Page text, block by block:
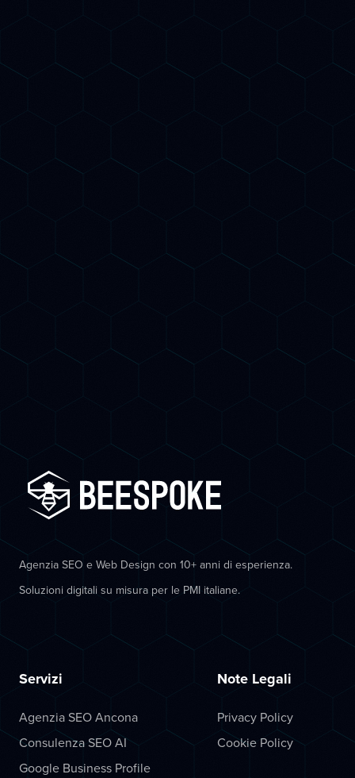
Inizia subito
Prenota una call gratuita di 30 minuti. Ti
Agenzia SEO e Web Design con 10+ anni di esperienza.
Soluzioni digitali su misura per le PMI italiane.
Servizi
Agenzia SEO Ancona
Consulenza SEO AI
Google Business Profile
Note Legali
Privacy Policy
Cookie Policy